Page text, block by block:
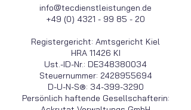
info@tecdienstleistungen.de
+49 (0) 4321 - 99 85 - 20
Registergericht: Amtsgericht Kiel
HRA 11426 KI
Ust.-ID-Nr.: DE348380034
Steuernummer: 2428955694
D-U-N-S®: 34-399-3290
Persönlich haftende Gesellschafterin: